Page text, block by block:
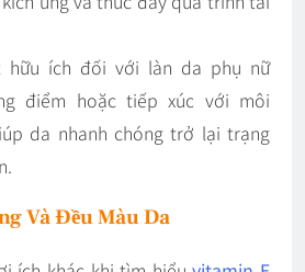
hữu ích đối với làn da phụ nữ
điểm hoặc tiếp xúc với môi
da nhanh chóng trở lại trạng
Và Đều Màu Da